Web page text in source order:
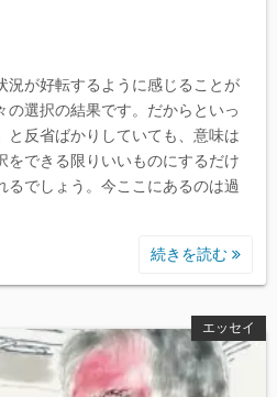
が好転するように感じることが
の選択の結果です。だからといっ
と反省ばかりしていても、意味は
をできる限りいいものにするだけ
るでしょう。今ここにあるのは過
続きを読む
エッセイ